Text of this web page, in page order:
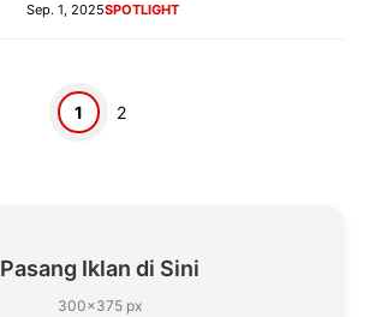
Sep. 1, 2025SPOTLIGHT
Halaman
1 Halaman
2
Pasang Iklan di Sini
300×375 px